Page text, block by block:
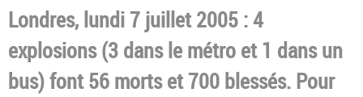
Londres, lundi 7 juillet 2005 : 4
explosions (3 dans le métro et 1 dans un
bus) font 56 morts et 700 blessés. Pour